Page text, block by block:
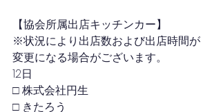
【協会所属出店キッチンカー】
※状況により出店数および出店時間が
変更になる場合がございます。
12日
□ 株式会社円生
□ きたろう